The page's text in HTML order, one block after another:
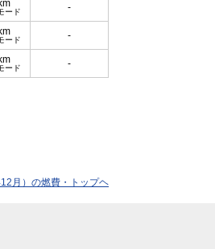
ード -
ード -
ード -
月）の燃費・トップヘ